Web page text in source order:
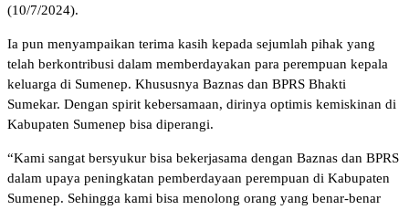
(10/7/2024).
Ia pun menyampaikan terima kasih kepada sejumlah pihak yang
telah berkontribusi dalam memberdayakan para perempuan kepala
keluarga di Sumenep. Khususnya Baznas dan BPRS Bhakti
Sumekar. Dengan spirit kebersamaan, dirinya optimis kemiskinan di
Kabupaten Sumenep bisa diperangi.
“Kami sangat bersyukur bisa bekerjasama dengan Baznas dan BPRS
dalam upaya peningkatan pemberdayaan perempuan di Kabupaten
Sumenep. Sehingga kami bisa menolong orang yang benar-benar